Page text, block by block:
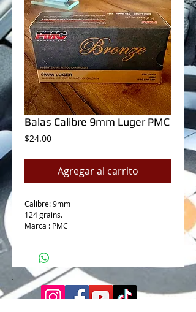
Balas Calibre 9mm Luger PMC
$24.00Precio
Agregar al carrito
Calibre: 9mm
124 grains.
Marca : PMC